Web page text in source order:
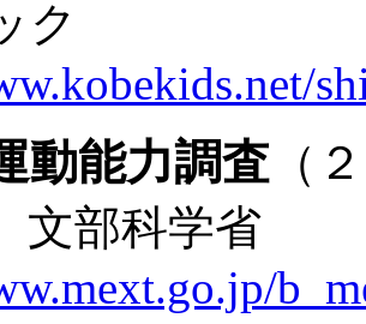
ク
動能力調査 （
部科学省